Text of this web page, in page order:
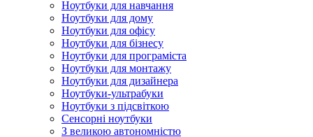
Ноутбуки для навчання
Ноутбуки для дому
Ноутбуки для офісу
Ноутбуки для бізнесу
Ноутбуки для програміста
Ноутбуки для монтажу
Ноутбуки для дизайнера
Ноутбуки-ультрабуки
Ноутбуки з підсвіткою
Сенсорні ноутбуки
З великою автономністю